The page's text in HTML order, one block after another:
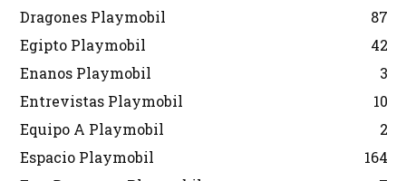
Dragones Playmobil
87
Egipto Playmobil
42
Enanos Playmobil
3
Entrevistas Playmobil
10
Equipo A Playmobil
2
Espacio Playmobil
164